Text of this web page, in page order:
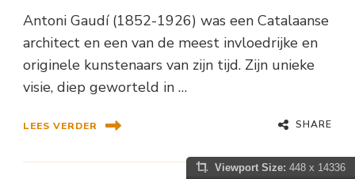
Antoni Gaudí (1852-1926) was een Catalaanse
architect en een van de meest invloedrijke en
originele kunstenaars van zijn tijd. Zijn unieke
visie, diep geworteld in …
LEES VERDER SHARE
Viewport Size: 448 x 14336